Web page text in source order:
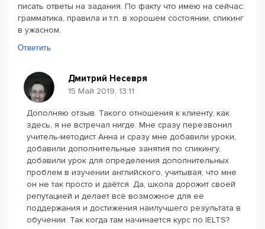
писать ответы на задания. По факту что имею на сейчас:
грамматика, правила и т.п. в хорошем состоянии, спикинг
в ужасном.
Ответить
Дмитрий Несевря
15 Май 2019, 13:11
Дополняю отзыв. Такого отношения к клиенту, как
здесь, я не встречал нигде. Мне сразу перезвонил
учитель-методист Анна и сразу мне добавили уроки,
добавили дополнительные занятия по спикингу,
добавили урок для определения дополнительных
проблем в изучении английского, учитывая, что мне
он не так просто и даётся. Да, школа дорожит своей
репутацией и делает всё возможное для её
поддержания и достижения наилучшего результата в
обучении. Так когда там начинается курс по IELTS?